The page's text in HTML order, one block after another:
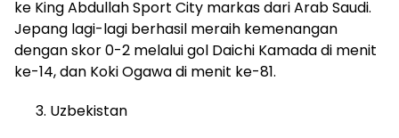
ke King Abdullah Sport City markas dari Arab Saudi.
Jepang lagi-lagi berhasil meraih kemenangan
dengan skor 0-2 melalui gol Daichi Kamada di menit
ke-14, dan Koki Ogawa di menit ke-81.
Uzbekistan